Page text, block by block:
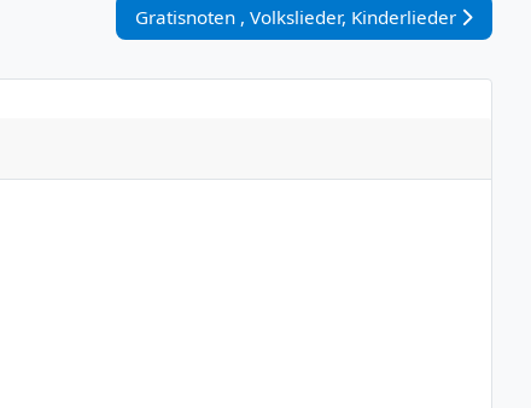
Nächster Beitrag: Gratisnoten , Volkslieder,
Gratisnoten , Volkslieder, Kinderlieder